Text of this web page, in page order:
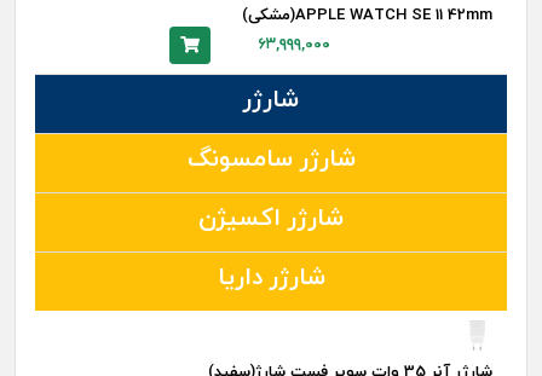
APPLE WATCH SE 11 42mm(مشکی)
۶۳,۹۹۹,۰۰۰
شارژر
شارژر سامسونگ
شارژر اکسیژن
شارژر داریا